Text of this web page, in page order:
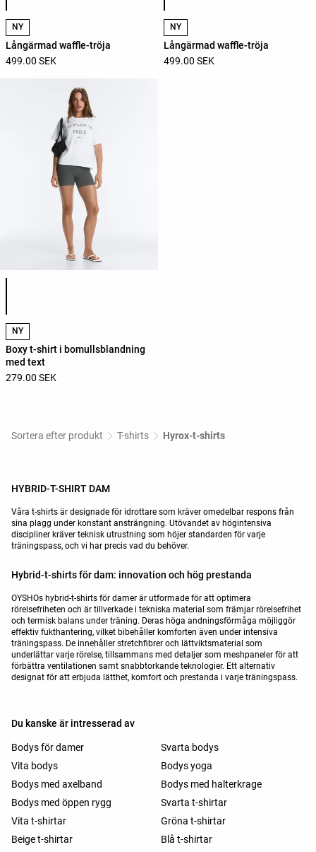
NY
Långärmad waffle-tröja
499.00 SEK
NY
Långärmad waffle-tröja
499.00 SEK
Lista över produktfärger
NY
Boxy t-shirt i bomullsblandning
med text
279.00 SEK
Sortera efter produkt T-shirts Hyrox-t-shirts
HYBRID-T-SHIRT DAM
Våra t-shirts är designade för idrottare som kräver omedelbar respons från
sina plagg under konstant ansträngning. Utövandet av högintensiva
discipliner kräver teknisk utrustning som höjer standarden för varje
träningspass, och vi har precis vad du behöver.
Hybrid-t-shirts för dam: innovation och hög prestanda
OYSHOs hybrid-t-shirts för damer är utformade för att optimera
rörelsefriheten och är tillverkade i tekniska material som främjar rörelsefrihet
och termisk balans under träning. Deras höga andningsförmåga möjliggör
effektiv fukthantering, vilket bibehåller komforten även under intensiva
träningspass. De innehåller stretchfibrer och lättviktsmaterial som
underlättar varje rörelse, tillsammans med detaljer som meshpaneler för att
förbättra ventilationen samt snabbtorkande teknologier. Ett alternativ
designat för att erbjuda lätthet, komfort och prestanda i varje träningspass.
Du kanske är intresserad av
Bodys för damer
Svarta bodys
Vita bodys
Bodys yoga
Bodys med axelband
Bodys med halterkrage
Bodys med öppen rygg
Svarta t-shirtar
Vita t-shirtar
Gröna t-shirtar
Beige t-shirtar
Blå t-shirtar